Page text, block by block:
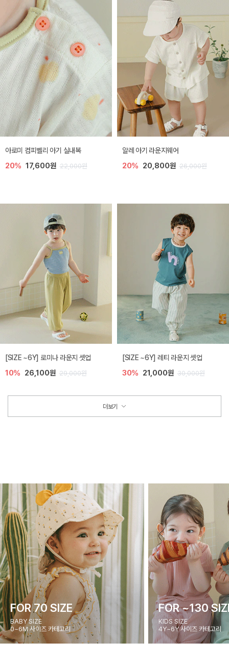
아로미 컴피벨리 아기 실내복
20% 17,600원 22,000원
알레 아기 라운지웨어
20% 20,800원 26,000원
[SIZE ~6Y] 로미나 라운지 셋업
10% 26,100원 29,000원
[SIZE ~6Y] 레티 라운지 셋업
30% 21,000원 30,000원
더보기
FOR 70 SIZE
BABY SIZE
0~6M 사이즈 카테고리
FOR ~130
KIDS SIZE
4Y~6Y 사이즈 카테고리